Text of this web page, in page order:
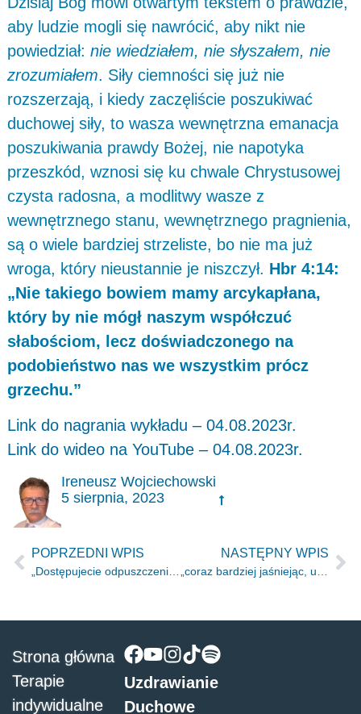
aby ludzie mogli się nawrócić, aby nikt nie
powiedział: nie wiedziałem, nie słyszałem, nie
zrozumiałem. Siły ciemności się już nie
rozszerzają, i kiedy zaczęliście poszukiwać
duchowej siły, to wasza wewnętrzna emanacja
poszukiwania prawdy Bożej, nie napotyka
przeszkód, wznosi się ku chwale Chrystusowej
czysta radosna, a modlitwy wasze z
wewnętrznego stanu, wewnętrznego pragnienia,
są o wiele bardziej strzeliste, bo nie ma już
wroga, który nieustannie je niszczył. Hbr 4:14:
„Nie takiego bowiem mamy arcykapłana,
który by nie mógł naszym współczuć
słabościom, lecz doświadczonego na
podobieństwo nas we wszystkim prócz
grzechu.”
Link do nagrania wykładu – 04.08.2023r.
Link do wideo na YouTube – 04.08.2023r.
Ireneusz Wojciechowski
5 sierpnia, 2023
POPRZEDNI WPIS
„Dostępujecie odpuszczenia grzechów ze względu na Jego imię.” 1J 2.12
NASTĘPNY WPIS
Uzdrawianie
Duchowe
Strona główna
Terapie
indywidualne